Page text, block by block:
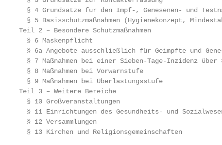
§ 4 Grundsätze für den Impf-, Genesenen- und
§ 5 Basisschutzmaßnahmen (Hygienekonzept,
Teil 2 – Besondere Schutzmaßnahmen
  § 6 Maskenpflicht
§ 6a Angebote ausschließlich für Geimpfte und
§ 7 Maßnahmen bei einer Sieben-Tage-Inzidenz über
  § 8 Maßnahmen bei Vorwarnstufe
  § 9 Maßnahmen bei Überlastungsstufe
Teil 3 – Weitere Bereiche
  § 10 Großveranstaltungen
§ 11 Einrichtungen des Gesundheits- und
  § 12 Versammlungen
  § 13 Kirchen und Religionsgemeinschaften